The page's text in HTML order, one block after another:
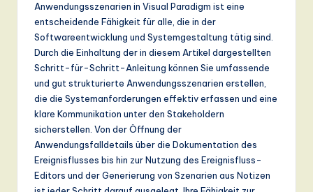
Anwendungsszenarien in Visual Paradigm ist eine
entscheidende Fähigkeit für alle, die in der
Softwareentwicklung und Systemgestaltung tätig sind.
Durch die Einhaltung der in diesem Artikel dargestellten
Schritt-für-Schritt-Anleitung können Sie umfassende
und gut strukturierte Anwendungsszenarien erstellen,
die die Systemanforderungen effektiv erfassen und eine
klare Kommunikation unter den Stakeholdern
sicherstellen. Von der Öffnung der
Anwendungsfalldetails über die Dokumentation des
Ereignisflusses bis hin zur Nutzung des Ereignisfluss-
Editors und der Generierung von Szenarien aus Notizen